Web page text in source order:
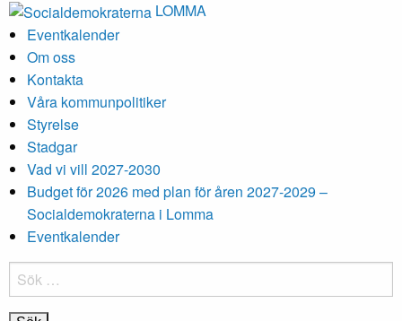
LOMMA
Eventkalender
Om oss
Kontakta
Våra kommunpolitiker
Styrelse
Stadgar
Vad vi vill 2027-2030
Budget för 2026 med plan för åren 2027-2029 –
Socialdemokraterna i Lomma
Eventkalender
Sök
efter: